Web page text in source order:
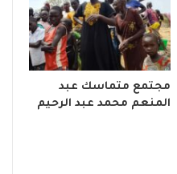
مجتمع متماسك عبد
المنعم محمد عبد الرحيم